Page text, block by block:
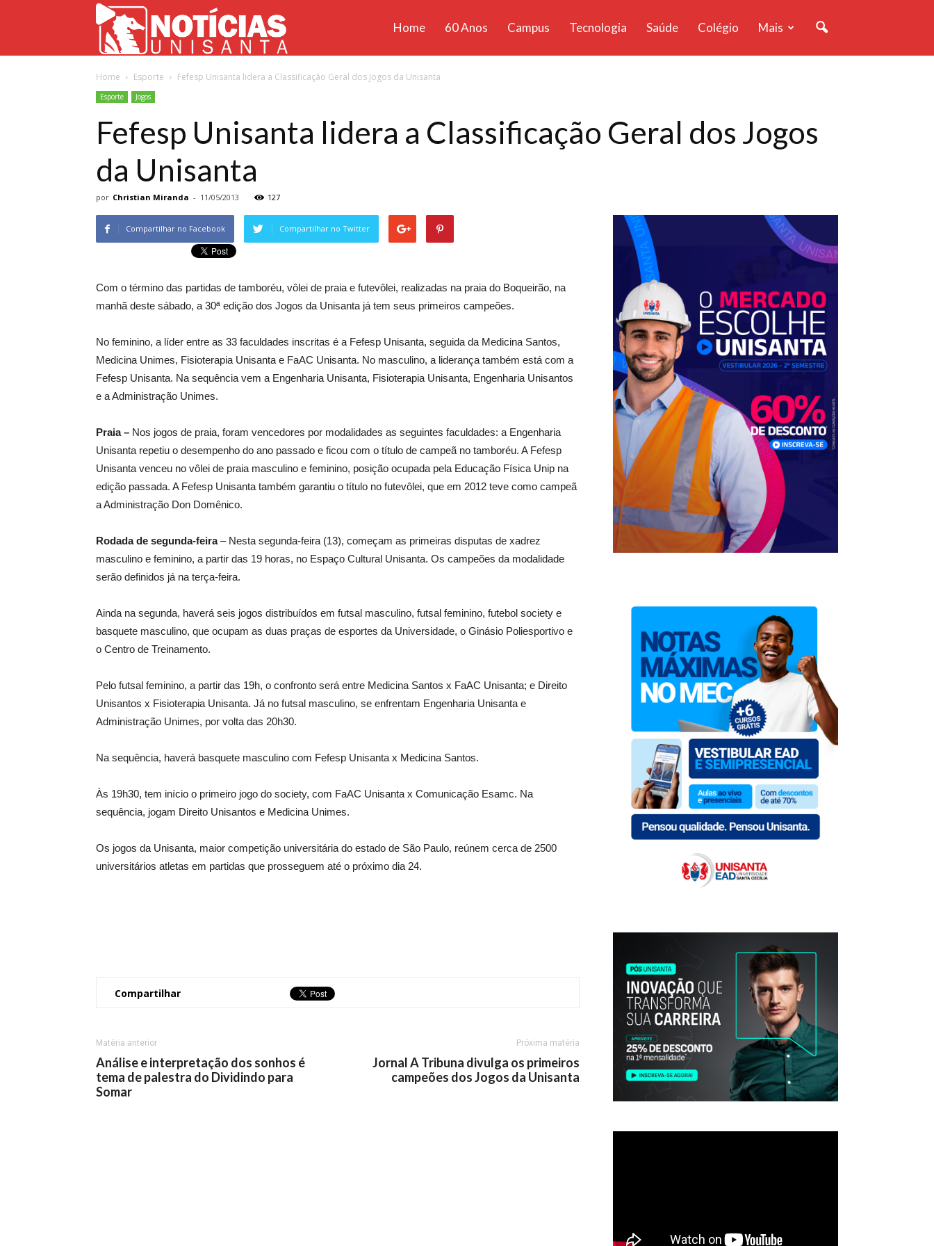
Unisanta
Home 60 Anos Campus Tecnologia Saúde Colégio Mais
Home Esporte Fefesp Unisanta lidera a Classificação Geral dos Jogos da Unisanta
Esporte Jogos
Fefesp Unisanta lidera a Classificação Geral dos Jogos
da Unisanta
por Christian Miranda - 11/05/2013 127
Compartilhar no Facebook Compartilhar no Twitter
Com o término das partidas de tamboréu, vôlei de praia e futevôlei, realizadas na praia do Boqueirão, na
manhã deste sábado, a 30ª edição dos Jogos da Unisanta já tem seus primeiros campeões.
No feminino, a líder entre as 33 faculdades inscritas é a Fefesp Unisanta, seguida da Medicina Santos,
Medicina Unimes, Fisioterapia Unisanta e FaAC Unisanta. No masculino, a liderança também está com a
Fefesp Unisanta. Na sequência vem a Engenharia Unisanta, Fisioterapia Unisanta, Engenharia Unisantos
e a Administração Unimes.
Praia – Nos jogos de praia, foram vencedores por modalidades as seguintes faculdades: a Engenharia
Unisanta repetiu o desempenho do ano passado e ficou com o título de campeã no tamboréu. A Fefesp
Unisanta venceu no vôlei de praia masculino e feminino, posição ocupada pela Educação Física Unip na
edição passada. A Fefesp Unisanta também garantiu o título no futevôlei, que em 2012 teve como campeã
a Administração Don Domênico.
Rodada de segunda-feira– Nesta segunda-feira (13), começam as primeiras disputas de xadrez
masculino e feminino, a partir das 19 horas, no Espaço Cultural Unisanta. Os campeões da modalidade
serão definidos já na terça-feira.
Ainda na segunda, haverá seis jogos distribuídos em futsal masculino, futsal feminino, futebol society e
basquete masculino, que ocupam as duas praças de esportes da Universidade, o Ginásio Poliesportivo e
o Centro de Treinamento.
Pelo futsal feminino, a partir das 19h, o confronto será entre Medicina Santos x FaAC Unisanta; e Direito
Unisantos x Fisioterapia Unisanta. Já no futsal masculino, se enfrentam Engenharia Unisanta e
Administração Unimes, por volta das 20h30.
Na sequência, haverá basquete masculino com Fefesp Unisanta x Medicina Santos.
Às 19h30, tem início o primeiro jogo do society, com FaAC Unisanta x Comunicação Esamc. Na
sequência, jogam Direito Unisantos e Medicina Unimes.
Os jogos da Unisanta, maior competição universitária do estado de São Paulo, reúnem cerca de 2500
universitários atletas em partidas que prosseguem até o próximo dia 24.
Compartilhar
Matéria anterior
Análise e interpretação dos sonhos é
tema de palestra do Dividindo para
Somar
Próxima matéria
Jornal A Tribuna divulga os primeiros
campeões dos Jogos da Unisanta